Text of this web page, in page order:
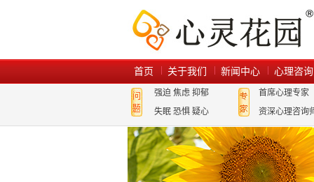
首页 关于我们 新闻中心 心理咨询
强迫 焦虑 抑郁
失眠 恐惧 疑心
首席心理专家
资深心理咨询